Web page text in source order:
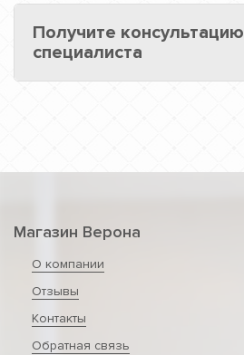
Получите консультацию
специалиста
Магазин Верона
О компании
Отзывы
Контакты
Обратная связь